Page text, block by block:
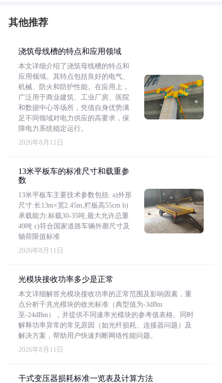
其他推荐
浇筑母线槽的特点和应用领域
本文详细介绍了浇筑母线槽的特点和
应用领域。其特点包括良好的电气、
机械、防火和防护性能。在应用上，
广泛用于商业建筑、工业厂房、医院
和数据中心等场所，凭借自身优势满
足不同领域对电力供应的高要求，保
障电力系统稳定运行。
2026年8月11日
13米平板车的标准尺寸和载重参
数
13米平板车主要技术参数包括: a)外形
尺寸:长13m×宽2.45m,栏板高55cm b)
承载能力:标载30-35吨,最大允许总重
49吨 c)符合国家道路车辆外廓尺寸及
轴荷限值标准
2026年8月11日
光模块接收功率多少是正常
本文详细解答光模块接收功率的正常范围及影响因素，重
点分析千兆光模块的收光标准（典型值为-3dBm
至-24dBm），并提供不同速率光模块的参考值表格。同时
解释功率异常的常见原因（如光纤损耗、连接器问题）及
解决方案，帮助用户快速判断网络性能问题。
2026年8月11日
干式变压器损耗标准一览表及计算方法